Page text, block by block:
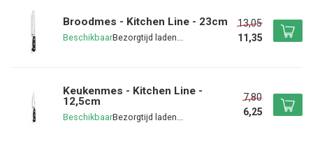
Broodmes - Kitchen Line - 23cm
Beschikbaar
13,05
11,35
Keukenmes - Kitchen Line -
12,5cm
Beschikbaar
7,80
6,25